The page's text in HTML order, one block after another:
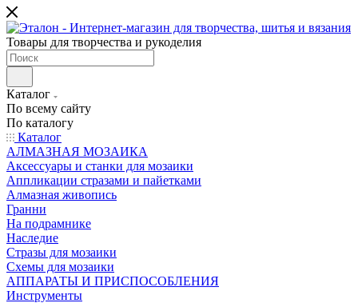
Товары для творчества и рукоделия
Каталог
По всему сайту
По каталогу
Каталог
АЛМАЗНАЯ МОЗАИКА
Аксессуары и станки для мозаики
Аппликации стразами и пайетками
Алмазная живопись
Гранни
На подрамнике
Наследие
Стразы для мозаики
Схемы для мозаики
АППАРАТЫ И ПРИСПОСОБЛЕНИЯ
Инструменты